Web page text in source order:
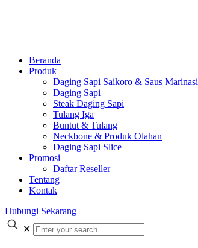
Beranda
Produk
Daging Sapi Saikoro & Saus Marinasi
Daging Sapi
Steak Daging Sapi
Tulang Iga
Buntut & Tulang
Neckbone & Produk Olahan
Daging Sapi Slice
Promosi
Daftar Reseller
Tentang
Kontak
Hubungi Sekarang
✕